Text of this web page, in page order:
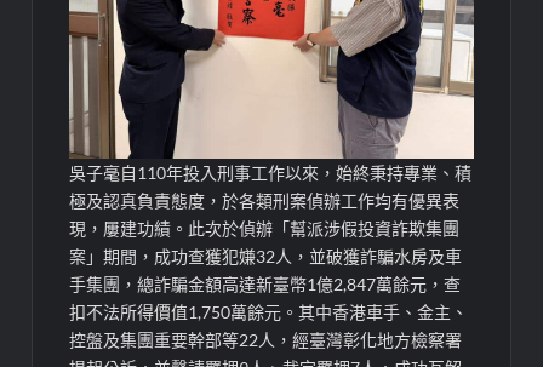
吳子毫自110年投入刑事工作以來，始終秉持專業、積
極及認真負責態度，於各類刑案偵辦工作均有優異表
現，屢建功績。此次於偵辦「幫派涉假投資詐欺集團
案」期間，成功查獲犯嫌32人，並破獲詐騙水房及車
手集團，總詐騙金額高達新臺幣1億2,847萬餘元，查
扣不法所得價值1,750萬餘元。其中香港車手、金主、
控盤及集團重要幹部等22人，經臺灣彰化地方檢察署